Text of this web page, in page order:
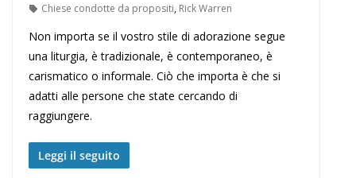
Chiese condotte da propositi, Rick Warren
Non importa se il vostro stile di adorazione segue
una liturgia, è tradizionale, è contemporaneo, è
carismatico o informale. Ciò che importa è che si
adatti alle persone che state cercando di
raggiungere.
Leggi il seguito